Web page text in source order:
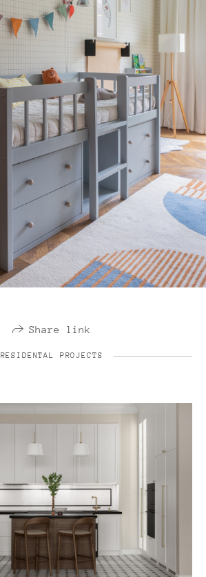
Share link
RESIDENTAL PROJECTS